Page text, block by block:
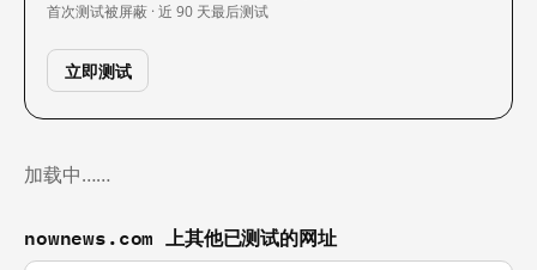
首次测试被屏蔽 · 近 90 天最后测试
立即测试
加载中……
nownews.com 上其他已测试的网址